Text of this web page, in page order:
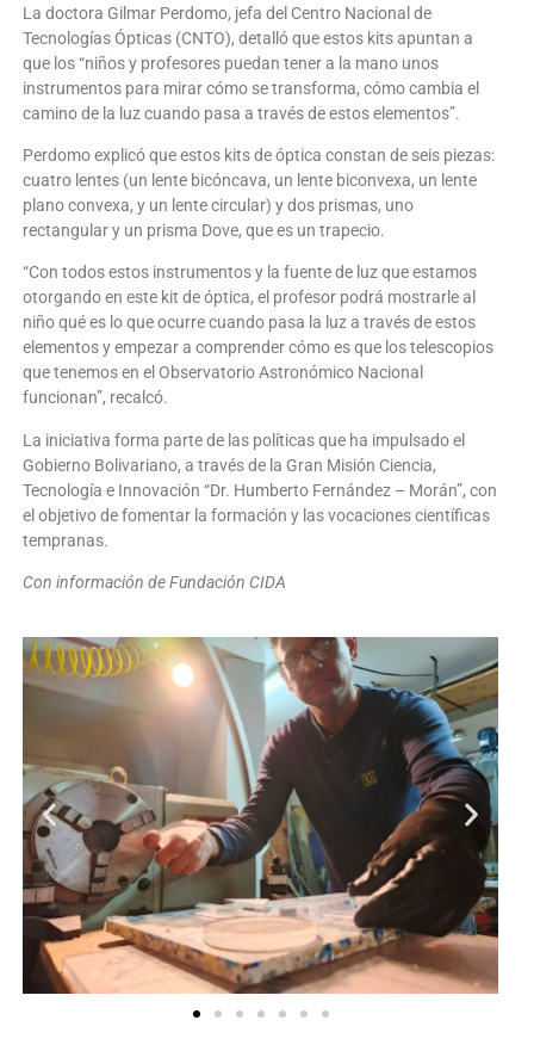
La doctora Gilmar Perdomo, jefa del Centro Nacional de
Tecnologías Ópticas (CNTO), detalló que estos kits apuntan a
que los “niños y profesores puedan tener a la mano unos
instrumentos para mirar cómo se transforma, cómo cambia el
camino de la luz cuando pasa a través de estos elementos”.
Perdomo explicó que estos kits de óptica constan de seis piezas:
cuatro lentes (un lente bicóncava, un lente biconvexa, un lente
plano convexa, y un lente circular) y dos prismas, uno
rectangular y un prisma Dove, que es un trapecio.
“Con todos estos instrumentos y la fuente de luz que estamos
otorgando en este kit de óptica, el profesor podrá mostrarle al
niño qué es lo que ocurre cuando pasa la luz a través de estos
elementos y empezar a comprender cómo es que los telescopios
que tenemos en el Observatorio Astronómico Nacional
funcionan”, recalcó.
La iniciativa forma parte de las políticas que ha impulsado el
Gobierno Bolivariano, a través de la Gran Misión Ciencia,
Tecnología e Innovación “Dr. Humberto Fernández – Morán”, con
el objetivo de fomentar la formación y las vocaciones científicas
tempranas.
Con información de Fundación CIDA